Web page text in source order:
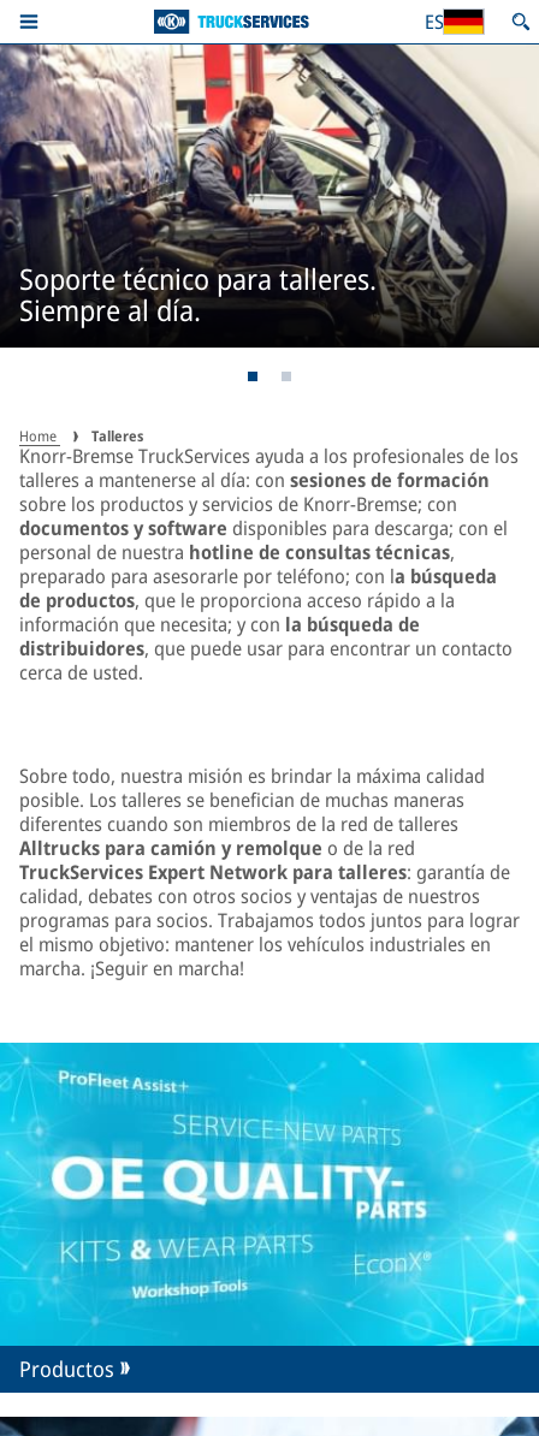
ES
Soporte técnico para talleres.
Siempre al día.
Home Talleres
Knorr-Bremse TruckServices ayuda a los profesionales de los
talleres a mantenerse al día: con sesiones de formación
sobre los productos y servicios de Knorr-Bremse; con
documentos y software disponibles para descarga; con el
personal de nuestra hotline de consultas técnicas,
preparado para asesorarle por teléfono; con la búsqueda
de productos, que le proporciona acceso rápido a la
información que necesita; y con la búsqueda de
distribuidores, que puede usar para encontrar un contacto
cerca de usted.
Sobre todo, nuestra misión es brindar la máxima calidad
posible. Los talleres se benefician de muchas maneras
diferentes cuando son miembros de la red de talleres
Alltrucks para camión y remolque o de la red
TruckServices Expert Network para talleres: garantía de
calidad, debates con otros socios y ventajas de nuestros
programas para socios. Trabajamos todos juntos para lograr
el mismo objetivo: mantener los vehículos industriales en
marcha. ¡Seguir en marcha!
Productos